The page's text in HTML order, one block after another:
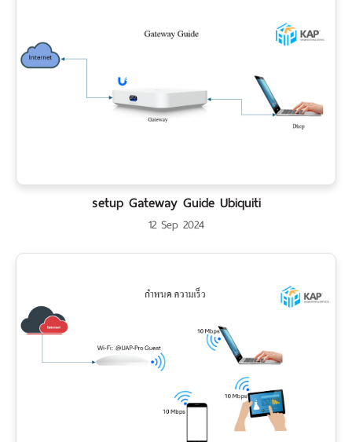
setup Gateway Guide Ubiquiti
12 Sep 2024